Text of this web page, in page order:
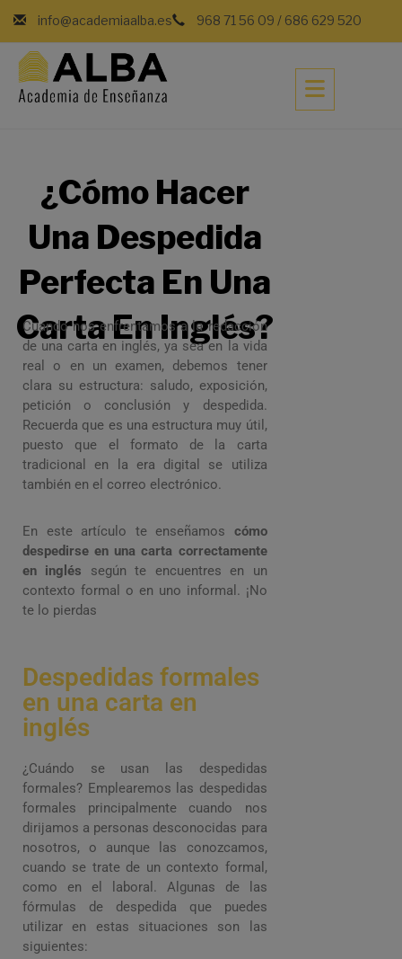
info@academiaalba.es 968 71 56 09 / 686 629 520
¿Cómo Hacer
Una Despedida
Perfecta En Una
Carta En Inglés?
Cuando nos enfrentamos a la redacción
de una carta en inglés, ya sea en la vida
real o en un examen, debemos tener
clara su estructura: saludo, exposición,
petición o conclusión y despedida.
Recuerda que es una estructura muy útil,
puesto que el formato de la carta
tradicional en la era digital se utiliza
también en el correo electrónico.
En este artículo te enseñamos cómo
despedirse en una carta correctamente
en inglés según te encuentres en un
contexto formal o en uno informal. ¡No
te lo pierdas
Despedidas formales
en una carta en
inglés
¿Cuándo se usan las despedidas
formales? Emplearemos las despedidas
formales principalmente cuando nos
dirijamos a personas desconocidas para
nosotros, o aunque las conozcamos,
cuando se trate de un contexto formal,
como en el laboral. Algunas de las
fórmulas de despedida que puedes
utilizar en estas situaciones son las
siguientes: